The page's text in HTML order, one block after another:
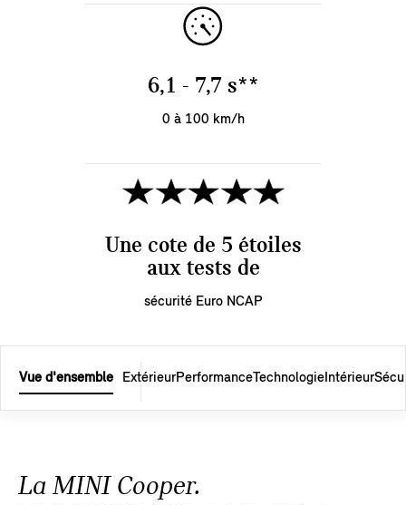
6,1 - 7,7 s**
0 à 100 km/h
Une cote de 5 étoiles
aux tests de
sécurité Euro NCAP
Vue d'ensemble ExtérieurPerformanceTechnologie Intérieur
La MINI Cooper.